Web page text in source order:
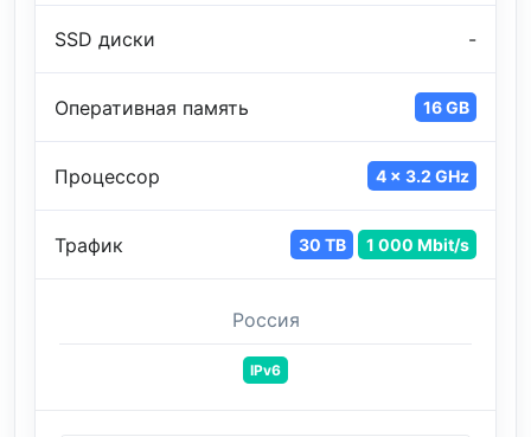
SSD диски -
Оперативная память 16 GB
Процессор 4 x 3.2 GHz
Трафик 30 TB 1 000 Mbit/s
Россия
IPv6